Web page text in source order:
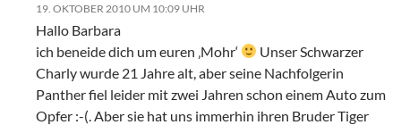
19. OKTOBER 2010 UM 10:09 UHR
Hallo Barbara
ich beneide dich um euren ‚Mohr‘
Unser Schwarzer
Charly wurde 21 Jahre alt, aber seine Nachfolgerin
Panther fiel leider mit zwei Jahren schon einem Auto zum
Opfer :-(. Aber sie hat uns immerhin ihren Bruder Tiger